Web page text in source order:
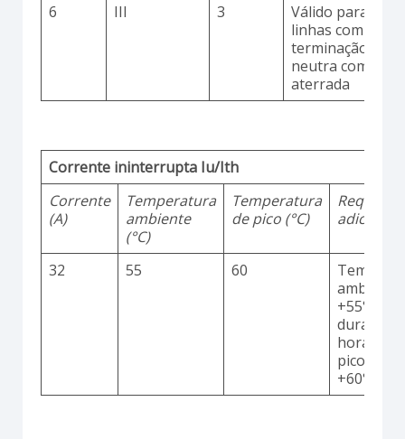
6
III 3
Válido para
linhas com
terminação
neutra comum
aterrada
Corrente ininterrupta Iu/Ith
Corrente
(A)
Temperatura
ambiente
(°C)
Temperatura
de pico (°C)
adicionais
32 55 60
ambiente
+55°C
durante
horas
picos até
+60°C